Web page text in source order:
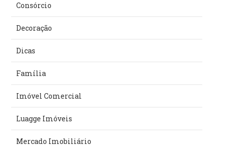
Consórcio
Decoração
Dicas
Família
Imóvel Comercial
Luagge Imóveis
Mercado Imobiliário